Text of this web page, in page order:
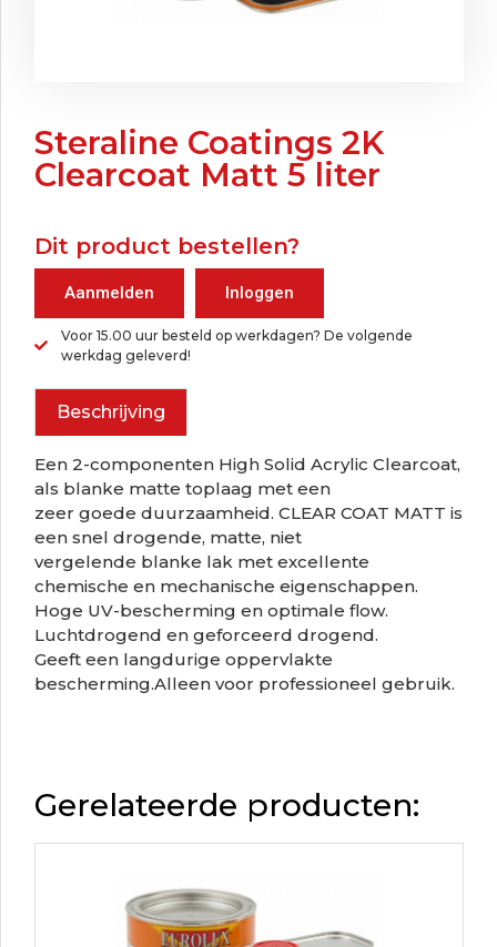
Steraline Coatings 2K
Clearcoat Matt 5 liter
Dit product bestellen?
Aanmelden Inloggen
Voor 15.00 uur besteld op werkdagen? De volgende
werkdag geleverd!
Beschrijving
Een 2-componenten High Solid Acrylic Clearcoat,
als blanke matte toplaag met een
zeer goede duurzaamheid. CLEAR COAT MATT is
een snel drogende, matte, niet
vergelende blanke lak met excellente
chemische en mechanische eigenschappen.
Hoge UV-bescherming en optimale flow.
Luchtdrogend en geforceerd drogend.
Geeft een langdurige oppervlakte
bescherming.Alleen voor professioneel gebruik.
Gerelateerde producten: